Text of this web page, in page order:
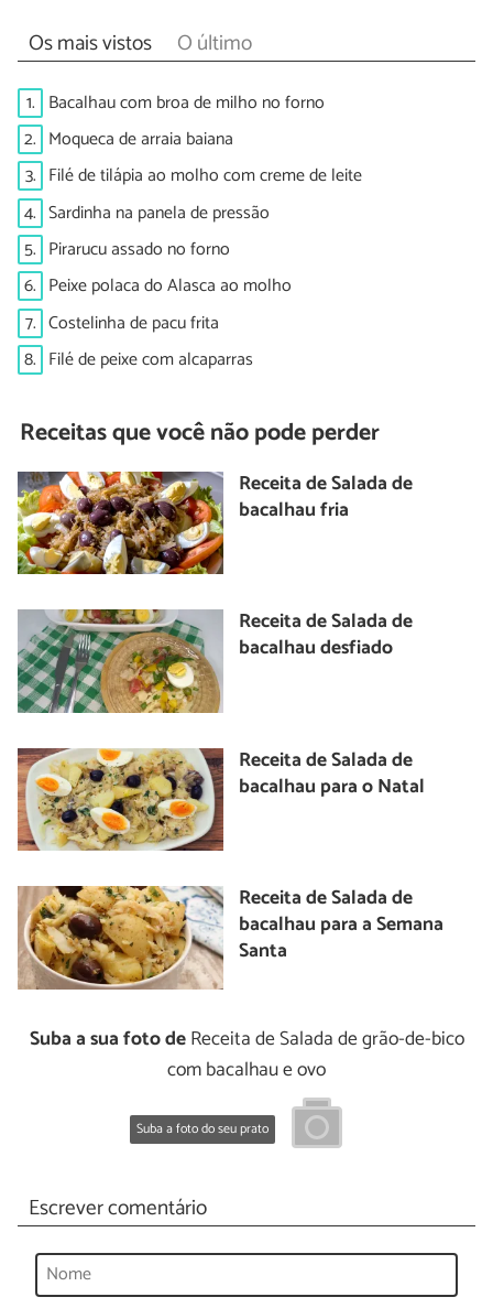
Os mais vistos O último
1. Bacalhau com broa de milho no forno
2. Moqueca de arraia baiana
3. Filé de tilápia ao molho com creme de leite
4. Sardinha na panela de pressão
5. Pirarucu assado no forno
6. Peixe polaca do Alasca ao molho
7. Costelinha de pacu frita
8. Filé de peixe com alcaparras
Receitas que você não pode perder
Receita de Salada de
bacalhau fria
Receita de Salada de
bacalhau desfiado
Receita de Salada de
bacalhau para o Natal
Receita de Salada de
bacalhau para a Semana
Santa
Suba a sua foto deReceita de Salada de grão-de-bico
com bacalhau e ovo
Suba a foto do seu prato
Escrever comentário